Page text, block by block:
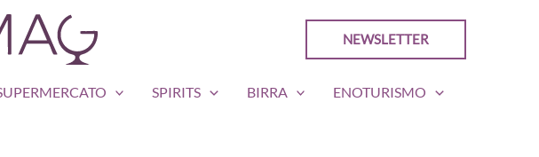
NEWSLETTER
SPIRITS BIRRA ENOTURISMO